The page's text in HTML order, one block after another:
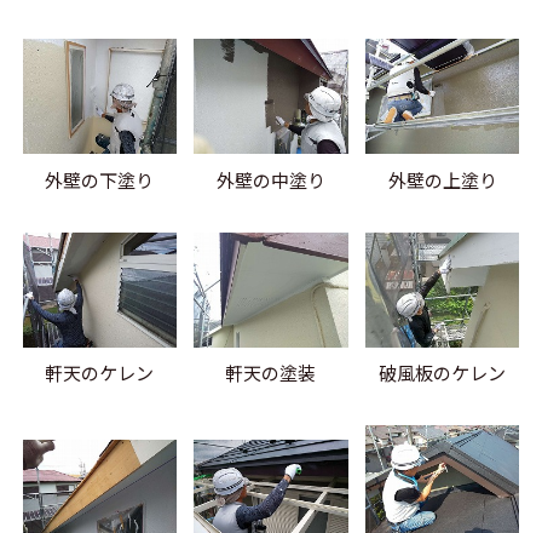
外壁の下塗り 外壁の中塗り 外壁の上塗り
軒天のケレン 軒天の塗装 破風板のケレン